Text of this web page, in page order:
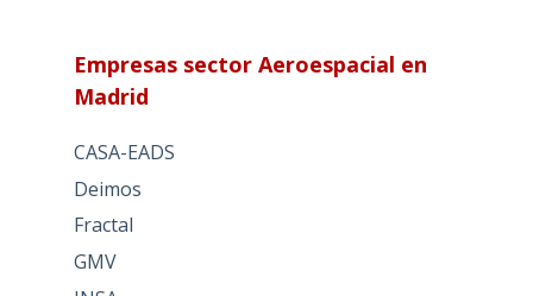
Empresas sector Aeroespacial en
Madrid
CASA-EADS
Deimos
Fractal
GMV